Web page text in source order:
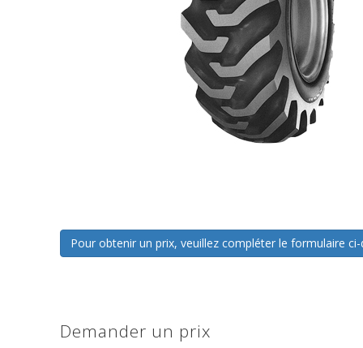
Pour obtenir un prix, veuillez compléter le formulaire
Demander un prix